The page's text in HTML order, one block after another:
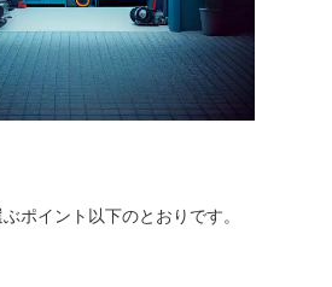
ポイント以下のとおりです。